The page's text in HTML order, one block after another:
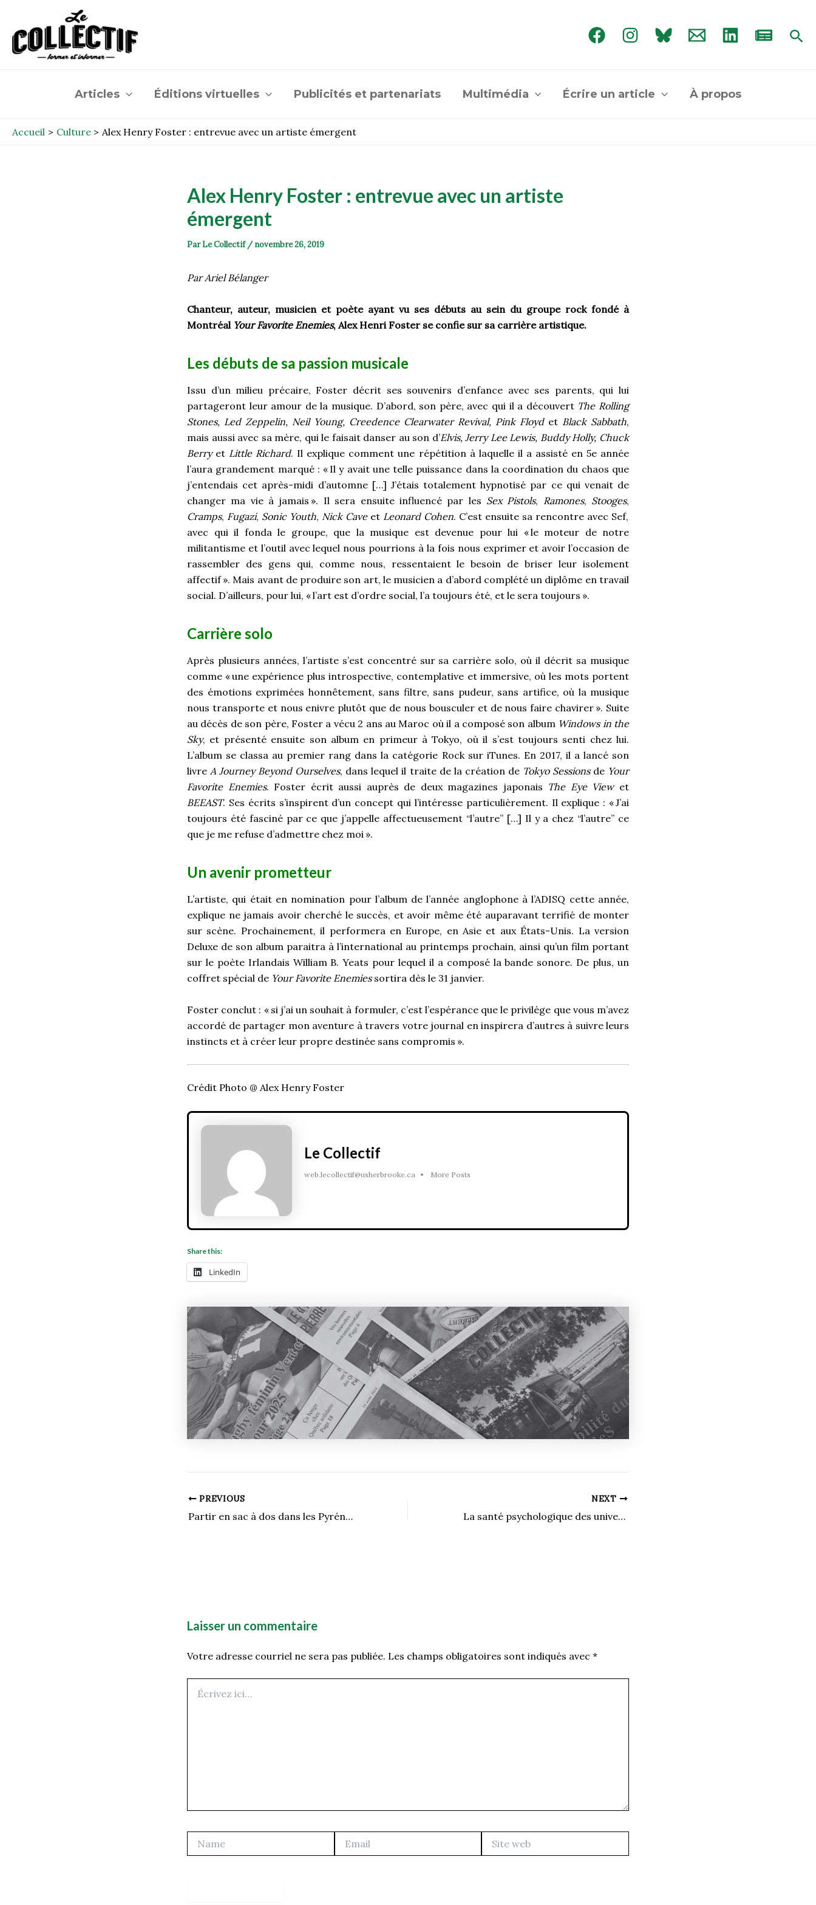
contenu
Articles Éditions virtuelles Publicités et partenariats Multimédia Écrire un article À propos
Accueil Culture Alex Henry Foster : entrevue avec un artiste émergent
Alex Henry Foster : entrevue avec un artiste
émergent
ParLe Collectif / novembre 26, 2019
Par Ariel Bélanger
Chanteur, auteur, musicien et poète ayant vu ses débuts au sein du groupe rock fondé à
Montréal Your Favorite Enemies, Alex Henri Foster se confie sur sa carrière artistique.
Les débuts de sa passion musicale
Issu d’un milieu précaire, Foster décrit ses souvenirs d’enfance avec ses parents, qui lui
partageront leur amour de la musique. D’abord, son père, avec qui il a découvert The Rolling
Stones, Led Zeppelin, Neil Young, Creedence Clearwater Revival, Pink Floyd et Black Sabbath,
mais aussi avec sa mère, qui le faisait danser au son d’Elvis, Jerry Lee Lewis, Buddy Holly, Chuck
Berry et Little Richard. Il explique comment une répétition à laquelle il a assisté en 5eannée
l’aura grandement marqué : « Il y avait une telle puissance dans la coordination du chaos que
j’entendais cet après-midi d’automne […] J’étais totalement hypnotisé par ce qui venait de
changer ma vie à jamais ». Il sera ensuite influencé par les Sex Pistols, Ramones, Stooges,
Cramps, Fugazi, Sonic Youth, Nick Cave et Leonard Cohen. C’est ensuite sa rencontre avec Sef,
avec qui il fonda le groupe, que la musique est devenue pour lui «le moteur de notre
militantisme et l’outil avec lequel nous pourrions à la fois nous exprimer et avoir l’occasion de
rassembler des gens qui, comme nous, ressentaient le besoin de briser leur isolement
affectif ». Mais avant de produire son art, le musicien a d’abord complété un diplôme en travail
social. D’ailleurs, pour lui, «l’art est d’ordre social, l’a toujours été, et le sera toujours ».
Carrière solo
Après plusieurs années, l’artiste s’est concentré sur sa carrière solo, où il décrit sa musique
comme «une expérience plus introspective, contemplative et immersive, où les mots portent
des émotions exprimées honnêtement, sans filtre, sans pudeur, sans artifice, où la musique
nous transporte et nous enivre plutôt que de nous bousculer et de nous faire chavirer ». Suite
au décès de son père, Foster a vécu 2 ans au Maroc où il a composé son album Windows in the
Sky, et présenté ensuite son album en primeur à Tokyo, où il s’est toujours senti chez lui.
L’album se classa au premier rang dans la catégorie Rock sur iTunes. En 2017, il a lancé son
livre A Journey Beyond Ourselves, dans lequel il traite de la création de Tokyo Sessionsde Your
Favorite Enemies. Foster écrit aussi auprès de deux magazines japonais The Eye Viewet
BEEAST. Ses écrits s’inspirent d’un concept qui l’intéresse particulièrement. Il explique : «J’ai
toujours été fasciné par ce que j’appelle affectueusement “l’autre” […] Il y a chez “l’autre” ce
que je me refuse d’admettre chez moi ».
Un avenir prometteur
L’artiste, qui était en nomination pour l’album de l’année anglophone à l’ADISQ cette année,
explique ne jamais avoir cherché le succès, et avoir même été auparavant terrifié de monter
sur scène. Prochainement, il performera en Europe, en Asie et aux États-Unis. La version
Deluxe de son album paraitra à l’international au printemps prochain, ainsi qu’un film portant
sur le poète Irlandais William B. Yeats pour lequel il a composé la bande sonore. De plus, un
coffret spécial de Your Favorite Enemiessortira dès le 31 janvier.
Foster conclut : « si j’ai un souhait à formuler, c’est l’espérance que le privilège que vous m’avez
accordé de partager mon aventure à travers votre journal en inspirera d’autres à suivre leurs
instincts et à créer leur propre destinée sans compromis ».
Crédit Photo @ Alex Henry Foster
Le Collectif
web.lecollectif@usherbrooke.ca • More Posts
Share this:
LinkedIn
PREVIOUS
Partir en sac à dos dans les Pyrénées
NEXT
La santé psychologique des universitaires : un enjeu alarmant
Laisser un commentaire
Votre adresse courriel ne sera pas publiée. Les champs obligatoires sont indiqués avec *
ici…
web